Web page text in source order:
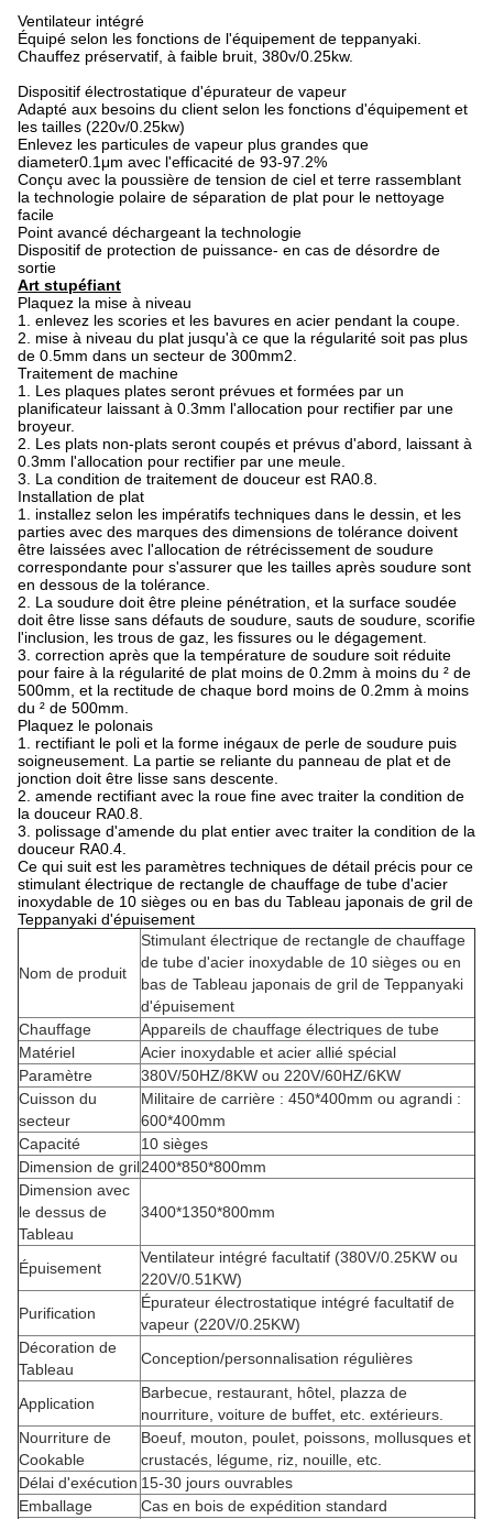
Ventilateur intégré
Équipé selon les fonctions de l'équipement de teppanyaki.
Chauffez préservatif, à faible bruit, 380v/0.25kw.
Dispositif électrostatique d'épurateur de vapeur
Adapté aux besoins du client selon les fonctions d'équipement et
les tailles (220v/0.25kw)
Enlevez les particules de vapeur plus grandes que
diameter0.1μm avec l'efficacité de 93-97.2%
Conçu avec la poussière de tension de ciel et terre rassemblant
la technologie polaire de séparation de plat pour le nettoyage
facile
Point avancé déchargeant la technologie
Dispositif de protection de puissance- en cas de désordre de
sortie
Art stupéfiant
Plaquez la mise à niveau
1. enlevez les scories et les bavures en acier pendant la coupe.
2. mise à niveau du plat jusqu'à ce que la régularité soit pas plus
de 0.5mm dans un secteur de 300mm2.
Traitement de machine
1. Les plaques plates seront prévues et formées par un
planificateur laissant à 0.3mm l'allocation pour rectifier par une
broyeur.
2. Les plats non-plats seront coupés et prévus d'abord, laissant à
0.3mm l'allocation pour rectifier par une meule.
3. La condition de traitement de douceur est RA0.8.
Installation de plat
1. installez selon les impératifs techniques dans le dessin, et les
parties avec des marques des dimensions de tolérance doivent
être laissées avec l'allocation de rétrécissement de soudure
correspondante pour s'assurer que les tailles après soudure sont
en dessous de la tolérance.
2. La soudure doit être pleine pénétration, et la surface soudée
doit être lisse sans défauts de soudure, sauts de soudure, scorifie
l'inclusion, les trous de gaz, les fissures ou le dégagement.
3. correction après que la température de soudure soit réduite
pour faire à la régularité de plat moins de 0.2mm à moins du ² de
500mm, et la rectitude de chaque bord moins de 0.2mm à moins
du ² de 500mm.
Plaquez le polonais
1. rectifiant le poli et la forme inégaux de perle de soudure puis
soigneusement. La partie se reliante du panneau de plat et de
jonction doit être lisse sans descente.
2. amende rectifiant avec la roue fine avec traiter la condition de
la douceur RA0.8.
3. polissage d'amende du plat entier avec traiter la condition de la
douceur RA0.4.
Ce qui suit est les paramètres techniques de détail précis pour ce
stimulant électrique de rectangle de chauffage de tube d'acier
inoxydable de 10 sièges ou en bas du Tableau japonais de gril de
Teppanyaki d'épuisement
Nom de produit
Stimulant électrique de rectangle de chauffage
de tube d'acier inoxydable de 10 sièges ou en
bas de Tableau japonais de gril de Teppanyaki
d'épuisement
Chauffage
Appareils de chauffage électriques de tube
Matériel
Acier inoxydable et acier allié spécial
Paramètre
380V/50HZ/8KW ou 220V/60HZ/6KW
Cuisson du
secteur
Militaire de carrière : 450*400mm ou agrandi :
600*400mm
Capacité
10 sièges
Dimension de gril2400*850*800mm
Dimension avec
le dessus de
Tableau
3400*1350*800mm
Épuisement
Ventilateur intégré facultatif (380V/0.25KW ou
220V/0.51KW)
Purification
Épurateur électrostatique intégré facultatif de
vapeur (220V/0.25KW)
Décoration de
Tableau
Conception/personnalisation régulières
Application
Barbecue, restaurant, hôtel, plazza de
nourriture, voiture de buffet, etc. extérieurs.
Nourriture de
Cookable
Boeuf, mouton, poulet, poissons, mollusques et
crustacés, légume, riz, nouille, etc.
Délai d'exécution 15-30 jours ouvrables
Emballage
Cas en bois de expédition standard